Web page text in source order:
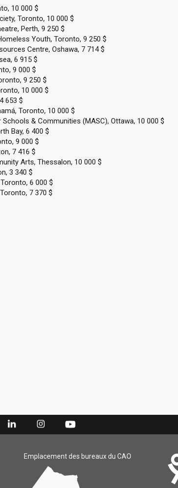
10 000 $
Toronto, 10 000 $
Perth, 9 250 $
Youth, Toronto, 9 250 $
Centre, Oshawa, 7 714 $
6 915 $
9 000 $
9 250 $
10 000 $
653 $
Toronto, 10 000 $
& Communities (MASC), Ottawa, 10 000 $
Bay, 6 400 $
9 000 $
7 416 $
Arts, Thessalon, 10 000 $
3 340 $
6 000 $
7 370 $
Emplacement des bureaux du CAO